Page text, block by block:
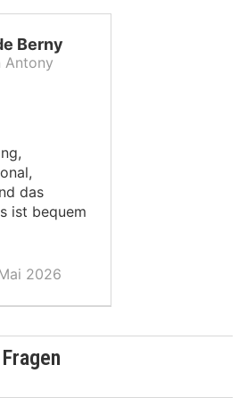
Berny
Antony
das
ist bequem
2026